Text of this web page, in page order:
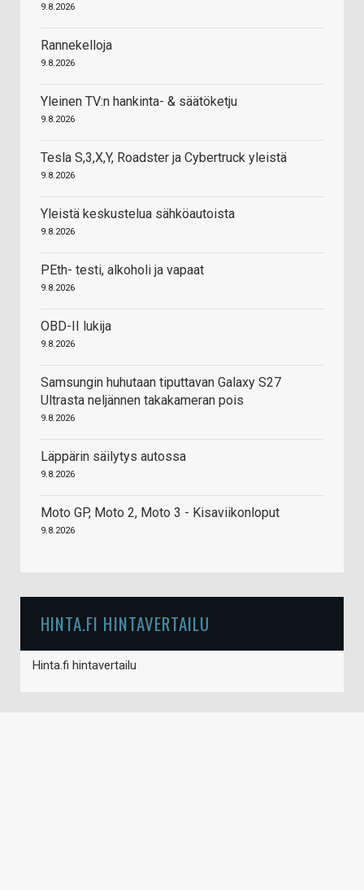
9.8.2026
Rannekelloja
9.8.2026
Yleinen TV:n hankinta- & säätöketju
9.8.2026
Tesla S,3,X,Y, Roadster ja Cybertruck yleistä
9.8.2026
Yleistä keskustelua sähköautoista
9.8.2026
PEth- testi, alkoholi ja vapaat
9.8.2026
OBD-II lukija
9.8.2026
Samsungin huhutaan tiputtavan Galaxy S27
Ultrasta neljännen takakameran pois
9.8.2026
Läppärin säilytys autossa
9.8.2026
Moto GP, Moto 2, Moto 3 - Kisaviikonloput
9.8.2026
HINTA.FI HINTAVERTAILU
Hinta.fi hintavertailu